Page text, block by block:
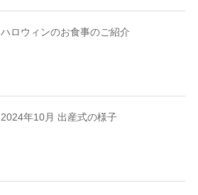
ハロウィンのお食事のご紹介
2024年10月 出産式の様子